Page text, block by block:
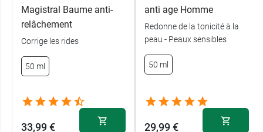
Magistral Baume anti-
relâchement
Corrige les rides
50 ml
33,99 €
anti age Homme
Redonne de la tonicité à la
peau - Peaux sensibles
50 ml
29,99 €